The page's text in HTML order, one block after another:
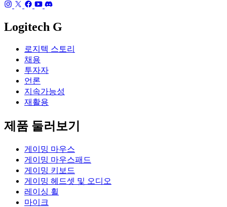
Logitech G
로지텍 스토리
채용
투자자
언론
지속가능성
재활용
제품 둘러보기
게이밍 마우스
게이밍 마우스패드
게이밍 키보드
게이밍 헤드셋 및 오디오
레이싱 휠
마이크